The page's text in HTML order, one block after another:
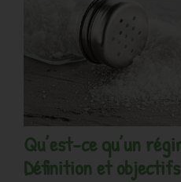
Qu’est-ce qu’un
Définition et objectifs